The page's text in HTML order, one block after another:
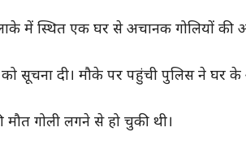
में स्थित एक घर से अचानक गोलियों
सूचना दी। मौके पर पहुंची पुलिस ने घर के
गोली लगने से हो चुकी थी।